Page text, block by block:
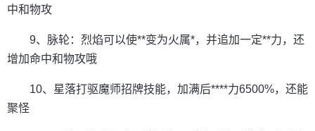
中和物攻
9、脉轮：烈焰可以使**变为火属*，并追加一定**力，还
增加命中和物攻哦
10、星落打驱魔师招牌技能，加满后****力6500%，还能
聚怪